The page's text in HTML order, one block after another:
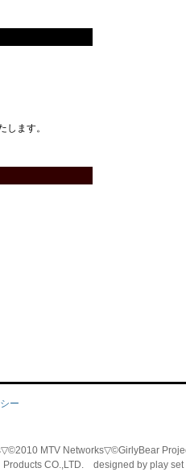
ます。
ー
MTV Networks▽©GirlyBear
Products CO.,LTD. designed by play